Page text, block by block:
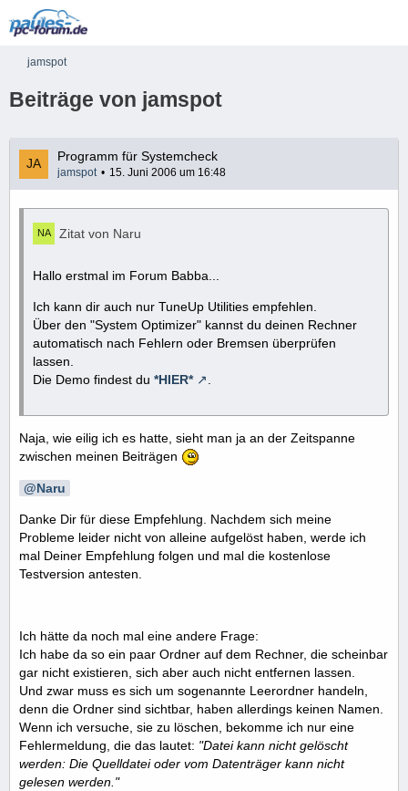
jamspot
Beiträge von jamspot
Programm für Systemcheck
jamspot 15. Juni 2006 um 16:48
Zitat von Naru
Hallo erstmal im Forum Babba...
Ich kann dir auch nur TuneUp Utilities empfehlen.
Über den "System Optimizer" kannst du deinen Rechner
automatisch nach Fehlern oder Bremsen überprüfen
lassen.
Die Demo findest du *HIER*
Naja, wie eilig ich es hatte, sieht man ja an der Zeitspanne
zwischen meinen Beiträgen
Naru
Danke Dir für diese Empfehlung. Nachdem sich meine
Probleme leider nicht von alleine aufgelöst haben, werde ich
mal Deiner Empfehlung folgen und mal die kostenlose
Testversion antesten.
Ich hätte da noch mal eine andere Frage:
Ich habe da so ein paar Ordner auf dem Rechner, die scheinbar
gar nicht existieren, sich aber auch nicht entfernen lassen.
Und zwar muss es sich um sogenannte Leerordner handeln,
denn die Ordner sind sichtbar, haben allerdings keinen Namen.
Wenn ich versuche, sie zu löschen, bekomme ich nur eine
Fehlermeldung, die das lautet: "Datei kann nicht gelöscht
werden: Die Quelldatei oder vom Datenträger kann nicht
gelesen werden."